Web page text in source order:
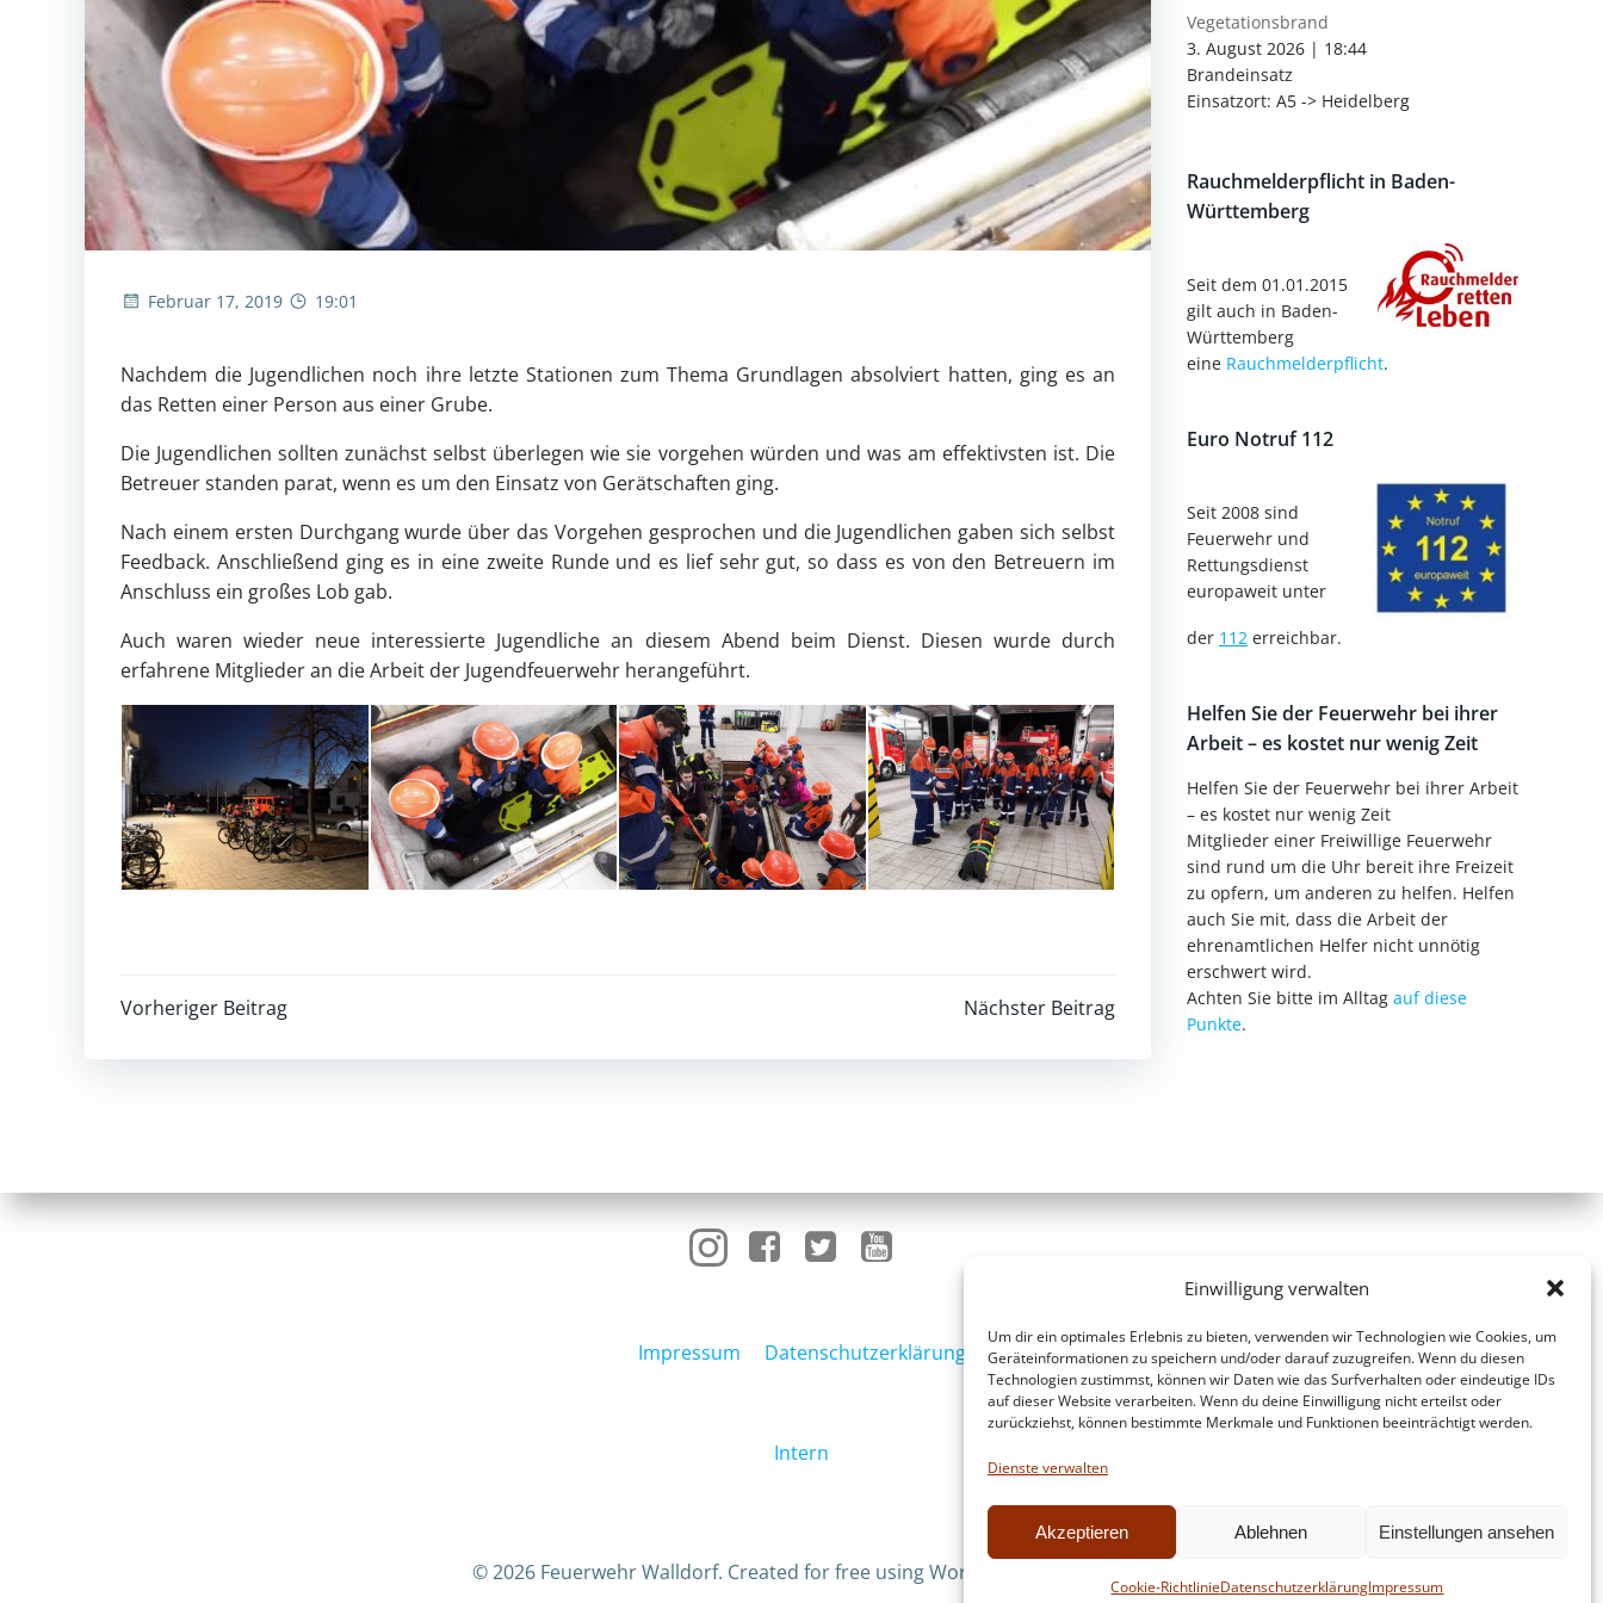
Einwilligung verwalten
Um dir ein optimales Erlebnis zu bieten, verwenden wir Technologien wie Cookies, um
Geräteinformationen zu speichern und/oder darauf zuzugreifen. Wenn du diesen
Technologien zustimmst, können wir Daten wie das Surfverhalten oder eindeutige IDs
auf dieser Website verarbeiten. Wenn du deine Einwilligung nicht erteilst oder
zurückziehst, können bestimmte Merkmale und Funktionen beeinträchtigt werden.
Dienste verwalten
Akzeptieren Ablehnen Einstellungen ansehen
Cookie-RichtlinieDatenschutzerklärungImpressum
Februar 17, 2019 19:01
Nachdem die Jugendlichen noch ihre letzte Stationen zum Thema Grundlagen absolviert hatten, ging es an
das Retten einer Person aus einer Grube.
Die Jugendlichen sollten zunächst selbst überlegen wie sie vorgehen würden und was am effektivsten ist. Die
Betreuer standen parat, wenn es um den Einsatz von Gerätschaften ging.
Nach einem ersten Durchgang wurde über das Vorgehen gesprochen und die Jugendlichen gaben sich selbst
Feedback. Anschließend ging es in eine zweite Runde und es lief sehr gut, so dass es von den Betreuern im
Anschluss ein großes Lob gab.
Auch waren wieder neue interessierte Jugendliche an diesem Abend beim Dienst. Diesen wurde durch
erfahrene Mitglieder an die Arbeit der Jugendfeuerwehr herangeführt.
Post
navigation
Vorheriger Beitrag
navigation
Nächster Beitrag
Vegetationsbrand
3. August 2026 | 18:44
Brandeinsatz
Einsatzort: A5 -> Heidelberg
Rauchmelderpflicht in Baden-
Württemberg
Seit dem 01.01.2015
gilt auch in Baden-
Württemberg
eine Rauchmelderpflicht.
Euro Notruf 112
Seit 2008 sind
Feuerwehr und
Rettungsdienst
europaweit unter
der 112 erreichbar.
Helfen Sie der Feuerwehr bei ihrer
Arbeit – es kostet nur wenig Zeit
Helfen Sie der Feuerwehr bei ihrer Arbeit
– es kostet nur wenig Zeit
Mitglieder einer Freiwillige Feuerwehr
sind rund um die Uhr bereit ihre Freizeit
zu opfern, um anderen zu helfen. Helfen
auch Sie mit, dass die Arbeit der
ehrenamtlichen Helfer nicht unnötig
erschwert wird.
Achten Sie bitte im Alltag auf diese
Punkte.
Impressum Datenschutzerklärung
Intern
© 2026 Feuerwehr Walldorf. Created for free using WordPress and